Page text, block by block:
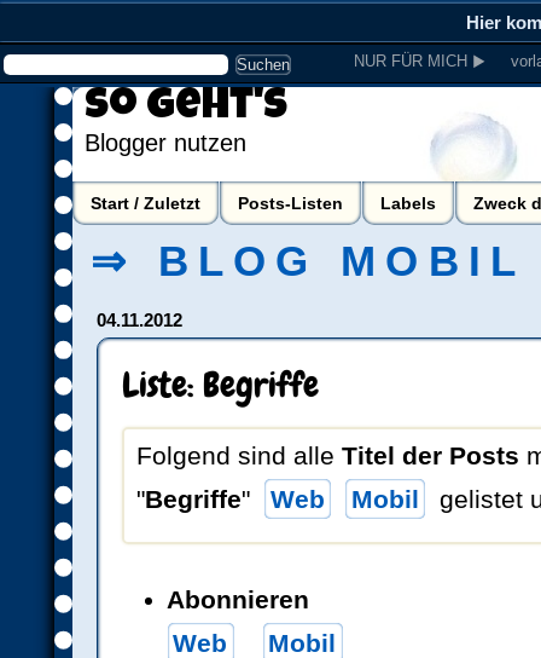
Hier
NUR FÜR MICH ▶
So geht's
Blogger nutzen
Start / Zuletzt Posts-Listen Labels Zweck
⇒ BLOG MOBIL
04.11.2012
Liste: Begriffe
Folgend sind alle Titel der Posts
"Begriffe" Web Mobil gelistet
Abonnieren
Web
Mobil